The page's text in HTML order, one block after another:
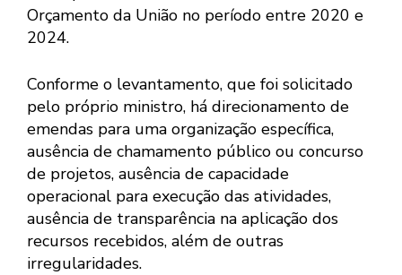
Orçamento da União no período entre 2020 e
2024.
Conforme o levantamento, que foi solicitado
pelo próprio ministro, há direcionamento de
emendas para uma organização específica,
ausência de chamamento público ou concurso
de projetos, ausência de capacidade
operacional para execução das atividades,
ausência de transparência na aplicação dos
recursos recebidos, além de outras
irregularidades.